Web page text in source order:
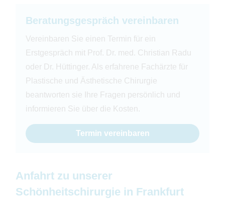
22 1
Beratungsgespräch vereinbaren
Vereinbaren Sie einen Termin für ein
Erstgespräch mit Prof. Dr. med. Christian Radu
oder Dr. Hüttinger. Als erfahrene Fachärzte für
Plastische und Ästhetische Chirurgie
beantworten sie Ihre Fragen persönlich und
informieren Sie über die Kosten.
Termin vereinbaren
Anfahrt zu unserer
Schönheitschirurgie in Frankfurt